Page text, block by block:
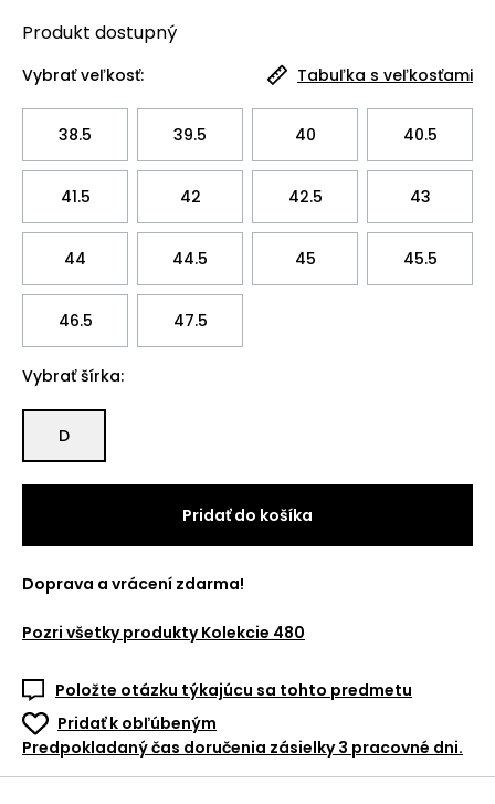
Produkt dostupný
Vybrať veľkosť: Tabuľka s veľkosťami
38.5 39.5 40 40.5
41.5 42 42.5 43
44 44.5 45 45.5
46.5 47.5
Vybrať šírka:
D
Pridať do košíka
Doprava a vrácení zdarma!
Pozri všetky produkty Kolekcie 480
Položte otázku týkajúcu sa tohto predmetu
Pridať k obľúbeným
Predpokladaný čas doručenia zásielky 3 pracovné dni.